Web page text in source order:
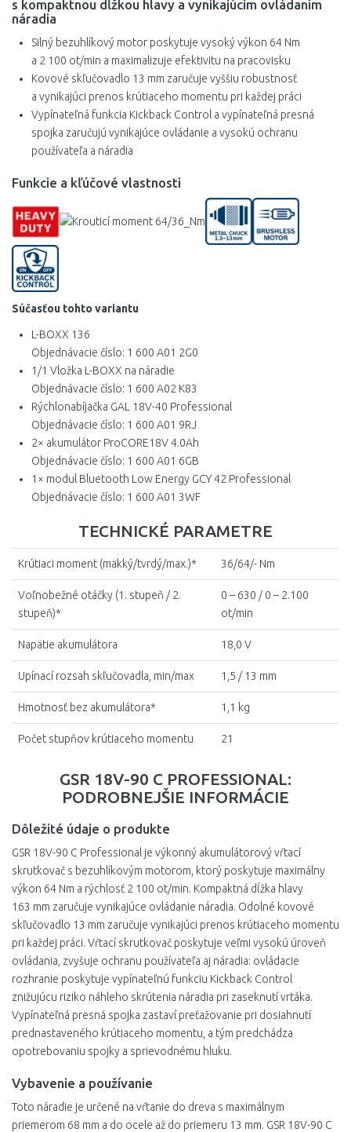
s kompaktnou dĺžkou hlavy a vynikajúcim ovládaním
náradia
Silný bezuhlíkový motor poskytuje vysoký výkon 64 Nm
a 2 100 ot/min a maximalizuje efektivitu na pracovisku
Kovové skľučovadlo 13 mm zaručuje vyššiu robustnosť
a vynikajúci prenos krútiaceho momentu pri každej práci
Vypínateľná funkcia Kickback Control a vypínateľná presná
spojka zaručujú vynikajúce ovládanie a vysokú ochranu
používateľa a náradia
Funkcie a kľúčové vlastnosti
Súčasťou tohto variantu
L-BOXX 136
Objednávacie číslo: 1 600 A01 2G0
1/1 Vložka L-BOXX na náradie
Objednávacie číslo: 1 600 A02 K83
Rýchlonabíjačka GAL 18V-40 Professional
Objednávacie číslo: 1 600 A01 9RJ
2× akumulátor ProCORE18V 4.0Ah
Objednávacie číslo: 1 600 A01 6GB
1× modul Bluetooth Low Energy GCY 42 Professional
Objednávacie číslo: 1 600 A01 3WF
TECHNICKÉ PARAMETRE
Krútiaci moment (mäkký/tvrdý/max.)* 36/64/- Nm
Voľnobežné otáčky (1. stupeň / 2.
stupeň)*
0 – 630 / 0 – 2.100
ot/min
Napätie akumulátora 18,0 V
Upínací rozsah skľučovadla, min/max 1,5 / 13 mm
Hmotnosť bez akumulátora* 1,1 kg
Počet stupňov krútiaceho momentu 21
GSR 18V-90 C PROFESSIONAL:
PODROBNEJŠIE INFORMÁCIE
Dôležité údaje o produkte
GSR 18V-90 C Professional je výkonný akumulátorový vŕtací
skrutkovač s bezuhlíkovým motorom, ktorý poskytuje maximálny
výkon 64 Nm a rýchlosť 2 100 ot/min. Kompaktná dĺžka hlavy
163 mm zaručuje vynikajúce ovládanie náradia. Odolné kovové
skľučovadlo 13 mm zaručuje vynikajúci prenos krútiaceho momentu
pri každej práci. Vŕtací skrutkovač poskytuje veľmi vysokú úroveň
ovládania, zvyšuje ochranu používateľa aj náradia: ovládacie
rozhranie poskytuje vypínateľnú funkciu Kickback Control
znižujúcu riziko náhleho skrútenia náradia pri zaseknutí vrtáka.
Vypínateľná presná spojka zastaví preťažovanie pri dosiahnutí
prednastaveného krútiaceho momentu, a tým predchádza
opotrebovaniu spojky a sprievodnému hluku.
Vybavenie a používanie
Toto náradie je určené na vŕtanie do dreva s maximálnym
priemerom 68 mm a do ocele až do priemeru 13 mm. GSR 18V-90 C